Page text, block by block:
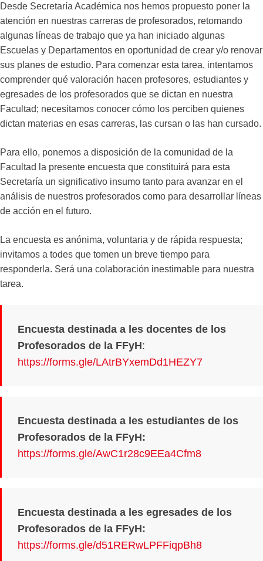
Desde Secretaría Académica nos hemos propuesto poner la
atención en nuestras carreras de profesorados, retomando
algunas líneas de trabajo que ya han iniciado algunas
Escuelas y Departamentos en oportunidad de crear y/o renovar
sus planes de estudio. Para comenzar esta tarea, intentamos
comprender qué valoración hacen profesores, estudiantes y
egresades de los profesorados que se dictan en nuestra
Facultad; necesitamos conocer cómo los perciben quienes
dictan materias en esas carreras, las cursan o las han cursado.
Para ello, ponemos a disposición de la comunidad de la
Facultad la presente encuesta que constituirá para esta
Secretaría un significativo insumo tanto para avanzar en el
análisis de nuestros profesorados como para desarrollar líneas
de acción en el futuro.
La encuesta es anónima, voluntaria y de rápida respuesta;
invitamos a todes que tomen un breve tiempo para
responderla. Será una colaboración inestimable para nuestra
tarea.
Encuesta destinada a les docentes de los
Profesorados de la FFyH:
https://forms.gle/LAtrBYxemDd1HEZY7
Encuesta destinada a les estudiantes de los
Profesorados de la FFyH:
https://forms.gle/AwC1r28c9EEa4Cfm8
Encuesta destinada a les egresades de los
Profesorados de la FFyH:
https://forms.gle/d51RERwLPFFiqpBh8